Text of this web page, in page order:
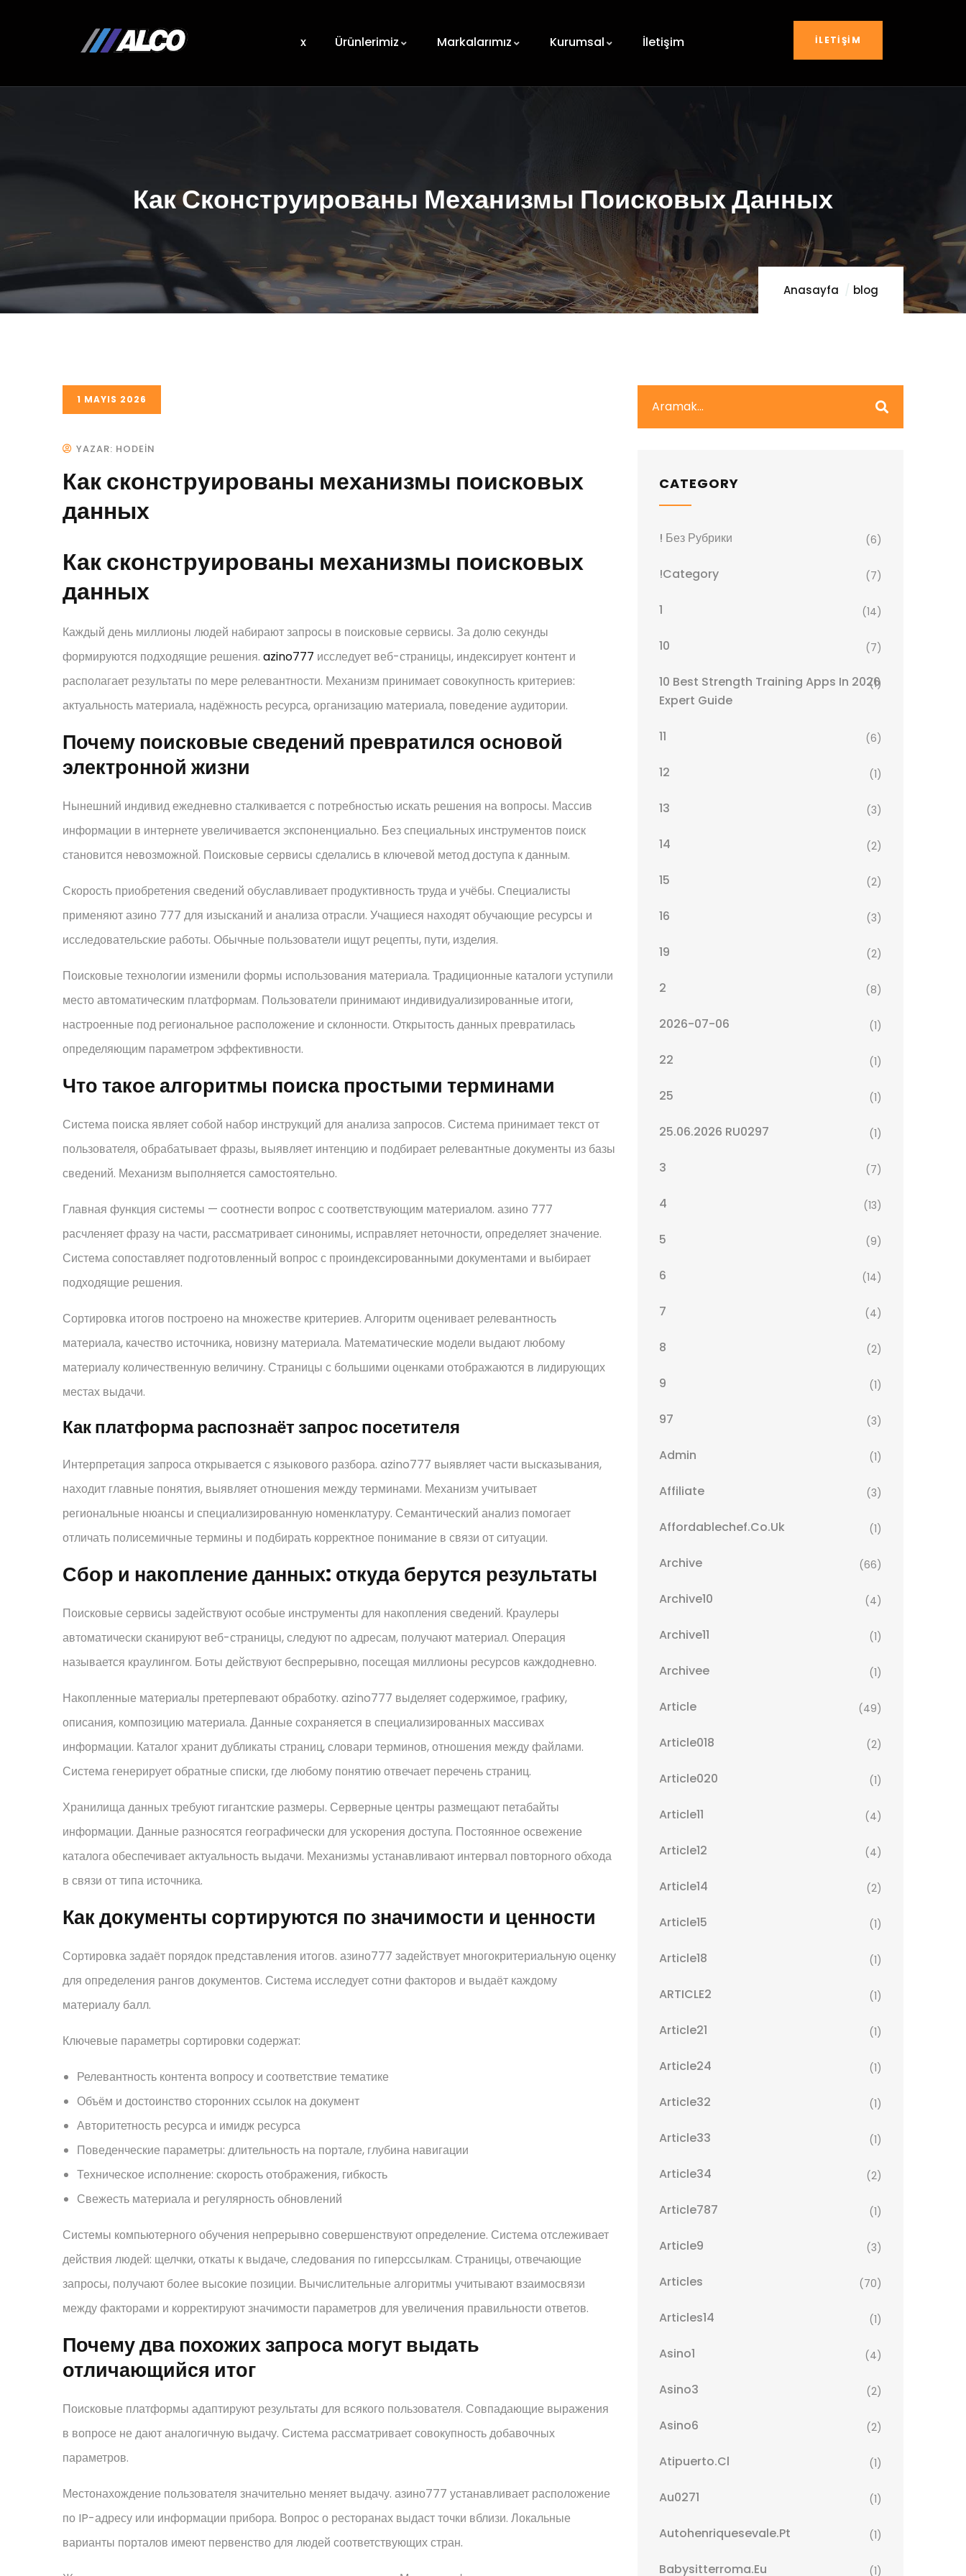
x Ürünlerimiz Markalarımız Kurumsal İletişim İLETIŞIM
Как Сконструированы Механизмы Поисковых Данных
Anasayfa blog
1 MAYIS 2026
YAZAR: HODEIN
Как сконструированы механизмы поисковых
данных
Как сконструированы механизмы поисковых
данных
Каждый день миллионы людей набирают запросы в поисковые сервисы. За долю секунды
формируются подходящие решения. azino777 исследует веб-страницы, индексирует контент и
располагает результаты по мере релевантности. Механизм принимает совокупность критериев:
актуальность материала, надёжность ресурса, организацию материала, поведение аудитории.
Почему поисковые сведений превратился основой
электронной жизни
Нынешний индивид ежедневно сталкивается с потребностью искать решения на вопросы. Массив
информации в интернете увеличивается экспоненциально. Без специальных инструментов поиск
становится невозможной. Поисковые сервисы сделались в ключевой метод доступа к данным.
Скорость приобретения сведений обуславливает продуктивность труда и учёбы. Специалисты
применяют азино 777 для изысканий и анализа отрасли. Учащиеся находят обучающие ресурсы и
исследовательские работы. Обычные пользователи ищут рецепты, пути, изделия.
Поисковые технологии изменили формы использования материала. Традиционные каталоги уступили
место автоматическим платформам. Пользователи принимают индивидуализированные итоги,
настроенные под региональное расположение и склонности. Открытость данных превратилась
определяющим параметром эффективности.
Что такое алгоритмы поиска простыми терминами
Система поиска являет собой набор инструкций для анализа запросов. Система принимает текст от
пользователя, обрабатывает фразы, выявляет интенцию и подбирает релевантные документы из базы
сведений. Механизм выполняется самостоятельно.
Главная функция системы — соотнести вопрос с соответствующим материалом. азино 777
расчленяет фразу на части, рассматривает синонимы, исправляет неточности, определяет значение.
Система сопоставляет подготовленный вопрос с проиндексированными документами и выбирает
подходящие решения.
Сортировка итогов построено на множестве критериев. Алгоритм оценивает релевантность
материала, качество источника, новизну материала. Математические модели выдают любому
материалу количественную величину. Страницы с большими оценками отображаются в лидирующих
местах выдачи.
Как платформа распознаёт запрос посетителя
Интерпретация запроса открывается с языкового разбора. azino777 выявляет части высказывания,
находит главные понятия, выявляет отношения между терминами. Механизм учитывает
региональные нюансы и специализированную номенклатуру. Семантический анализ помогает
отличать полисемичные термины и подбирать корректное понимание в связи от ситуации.
Сбор и накопление данных: откуда берутся результаты
Поисковые сервисы задействуют особые инструменты для накопления сведений. Краулеры
автоматически сканируют веб-страницы, следуют по адресам, получают материал. Операция
называется краулингом. Боты действуют беспрерывно, посещая миллионы ресурсов каждодневно.
Накопленные материалы претерпевают обработку. azino777 выделяет содержимое, графику,
описания, композицию материала. Данные сохраняется в специализированных массивах
информации. Каталог хранит дубликаты страниц, словари терминов, отношения между файлами.
Система генерирует обратные списки, где любому понятию отвечает перечень страниц.
Хранилища данных требуют гигантские размеры. Серверные центры размещают петабайты
информации. Данные разносятся географически для ускорения доступа. Постоянное освежение
каталога обеспечивает актуальность выдачи. Механизмы устанавливают интервал повторного обхода
в связи от типа источника.
Как документы сортируются по значимости и ценности
Сортировка задаёт порядок представления итогов. азино777 задействует многокритериальную оценку
для определения рангов документов. Система исследует сотни факторов и выдаёт каждому
материалу балл.
Ключевые параметры сортировки содержат:
Релевантность контента вопросу и соответствие тематике
Объём и достоинство сторонних ссылок на документ
Авторитетность ресурса и имидж ресурса
Поведенческие параметры: длительность на портале, глубина навигации
Техническое исполнение: скорость отображения, гибкость
Свежесть материала и регулярность обновлений
Системы компьютерного обучения непрерывно совершенствуют определение. Система отслеживает
действия людей: щелчки, откаты к выдаче, следования по гиперссылкам. Страницы, отвечающие
запросы, получают более высокие позиции. Вычислительные алгоритмы учитывают взаимосвязи
между факторами и корректируют значимости параметров для увеличения правильности ответов.
Почему два похожих запроса могут выдать
отличающийся итог
Поисковые платформы адаптируют результаты для всякого пользователя. Совпадающие выражения
в вопросе не дают аналогичную выдачу. Система рассматривает совокупность добавочных
параметров.
Местонахождение пользователя значительно меняет выдачу. азино777 устанавливает расположение
по IP-адресу или информации прибора. Вопрос о ресторанах выдаст точки вблизи. Локальные
варианты порталов имеют первенство для людей соответствующих стран.
CATEGORY
! Без Рубрики (6)
!Category (7)
1 (14)
10 (7)
10 Best Strength Training Apps In 2026
Expert Guide
(1)
11 (6)
12 (1)
13 (3)
14 (2)
15 (2)
16 (3)
19 (2)
2 (8)
2026-07-06 (1)
22 (1)
25 (1)
25.06.2026 RU0297 (1)
3 (7)
4 (13)
5 (9)
6 (14)
7 (4)
8 (2)
9 (1)
97 (3)
Admin (1)
Affiliate (3)
Affordablechef.co.uk (1)
Archive (66)
Archive10 (4)
Archive11 (1)
Archivee (1)
Article (49)
Article018 (2)
Article020 (1)
Article11 (4)
Article12 (4)
Article14 (2)
Article15 (1)
Article18 (1)
ARTICLE2 (1)
Article21 (1)
Article24 (1)
Article32 (1)
Article33 (1)
Article34 (2)
Article787 (1)
Article9 (3)
Articles (70)
Articles14 (1)
Asino1 (4)
Asino3 (2)
Asino6 (2)
Atipuerto.cl (1)
Au0271 (1)
Autohenriquesevale.pt (1)
Babysitterroma.eu (1)